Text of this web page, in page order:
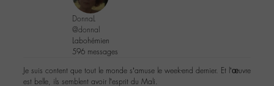
DonnaL
@donnal
Labohémien
596 messages
Je suis content que tout le monde s’amuse le week-end dernier. Et l’œuvre
est belle, ils semblent avoir l’esprit du Mali.